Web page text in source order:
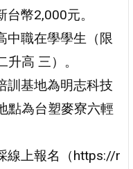
幣2,000元。
中職在學學生（限
高 三）。
訓基地為明志科技
點為台塑麥寮六輕
線上報名（https://r